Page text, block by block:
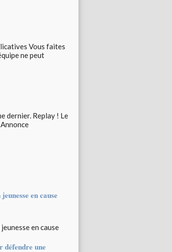
Vous faites
ne peut
dernier. Replay ! Le
en cause
en cause
défendre une